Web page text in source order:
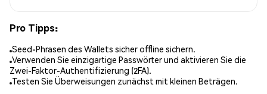
Pro Tipps:
Seed-Phrasen des Wallets sicher offline sichern.
Verwenden Sie einzigartige Passwörter und aktivieren Sie die
Zwei-Faktor-Authentifizierung (2FA).
Testen Sie Überweisungen zunächst mit kleinen Beträgen.